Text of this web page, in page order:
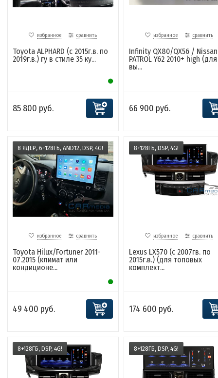
избранное сравнить
Toyota ALPHARD (с 2015г.в. по
2019г.в.) гу в стиле 35 ку...
85 800 руб.
избранное сравнить
Infinity QX80/QX56 / Nissan
PATROL Y62 2010+ high (для
вы...
66 900 руб.
8 ЯДЕР, 6+128ГБ, AND12, DSP, 4G!
избранное сравнить
Toyota Hilux/Fortuner 2011-
07.2015 (климат или
кондиционе...
49 400 руб.
8+128ГБ, DSP, 4G!
избранное сравнить
Lexus LX570 (с 2007гв. по
2015г.в.) (для топовых
комплект...
174 600 руб.
8+128ГБ, DSP, 4G! 8+128ГБ, DSP, 4G!